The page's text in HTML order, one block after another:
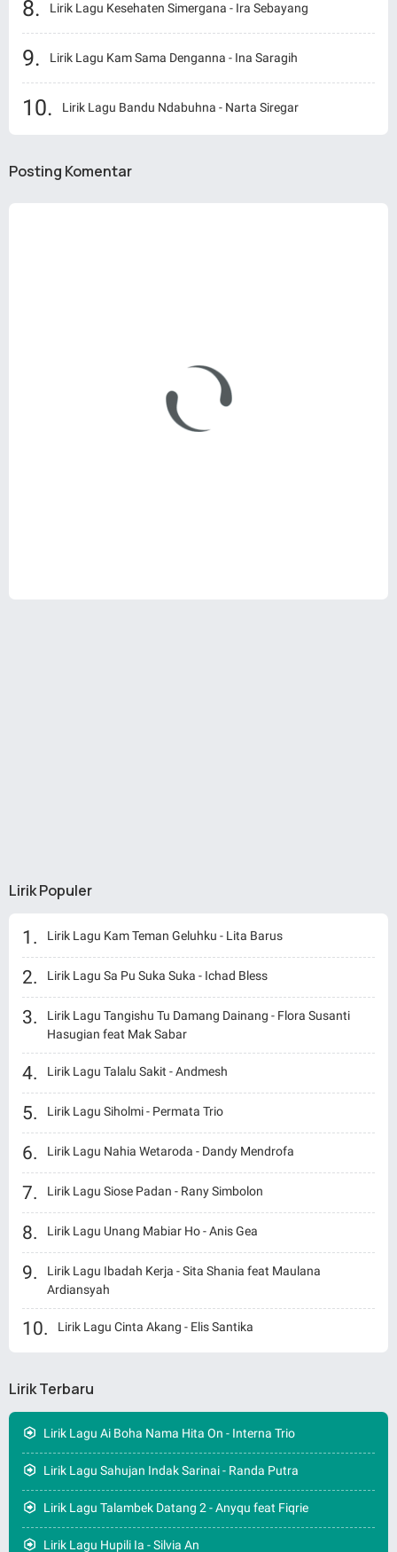
Lirik Lagu Kesehaten Simergana - Ira Sebayang
Lirik Lagu Kam Sama Denganna - Ina Saragih
Lirik Lagu Bandu Ndabuhna - Narta Siregar
Posting Komentar
Lirik Populer
Lirik Lagu Kam Teman Geluhku - Lita Barus
Lirik Lagu Sa Pu Suka Suka - Ichad Bless
Lirik Lagu Tangishu Tu Damang Dainang - Flora Susanti
Hasugian feat Mak Sabar
Lirik Lagu Talalu Sakit - Andmesh
Lirik Lagu Siholmi - Permata Trio
Lirik Lagu Nahia Wetaroda - Dandy Mendrofa
Lirik Lagu Siose Padan - Rany Simbolon
Lirik Lagu Unang Mabiar Ho - Anis Gea
Lirik Lagu Ibadah Kerja - Sita Shania feat Maulana
Ardiansyah
Lirik Lagu Cinta Akang - Elis Santika
Lirik Terbaru
Lirik Lagu Ai Boha Nama Hita On - Interna Trio
Lirik Lagu Sahujan Indak Sarinai - Randa Putra
Lirik Lagu Talambek Datang 2 - Anyqu feat Fiqrie
Lirik Lagu Hupili Ia - Silvia An